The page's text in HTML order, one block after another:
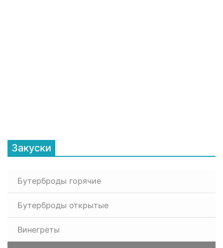
Закуски
Бутерброды горячие
Бутерброды открытые
Винегреты